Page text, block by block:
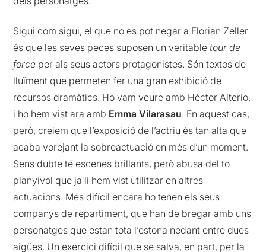
Sigui com sigui, el que no es pot negar a Florian Zeller
és que les seves peces suposen un veritable tour de
force per als seus actors protagonistes. Són textos de
lluïment que permeten fer una gran exhibició de
recursos dramàtics. Ho vam veure amb Héctor Alterio,
i ho hem vist ara amb Emma Vilarasau. En aquest cas,
però, creiem que l’exposició de l’actriu és tan alta que
acaba vorejant la sobreactuació en més d’un moment.
Sens dubte té escenes brillants, però abusa del to
planyívol que ja li hem vist utilitzar en altres
actuacions. Més difícil encara ho tenen els seus
companys de repartiment, que han de bregar amb uns
personatges que estan tota l’estona nedant entre dues
aigües. Un exercici difícil que se salva, en part, per la